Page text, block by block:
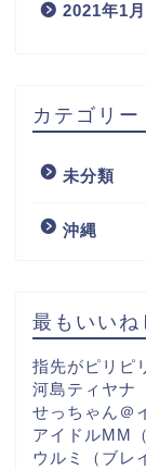
2021年1月
カテゴリー
未分類
沖縄
最もいいね
指先がピリピ
河島ティヤナ
せっちゃん＠
アイドルMM
ウルミ（ブレ